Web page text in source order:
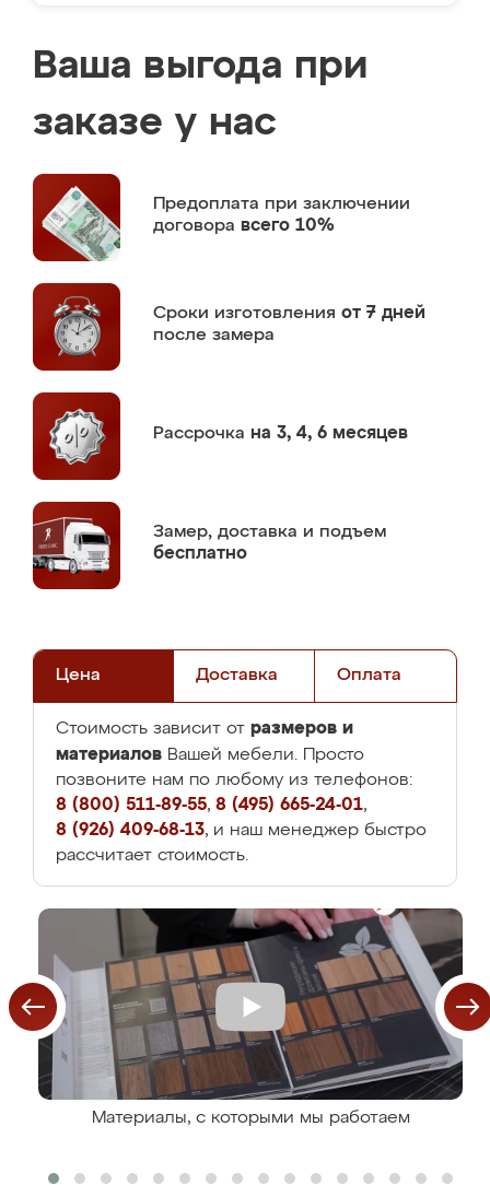
Ваша выгода при
заказе у нас
Предоплата при заключении
договора всего 10%
Сроки изготовления от 7 дней
после замера
Рассрочка на 3, 4, 6 месяцев
Замер, доставка и подъем
бесплатно
Цена Доставка Оплата
Стоимость зависит от размеров и
материалов Вашей мебели. Просто
позвоните нам по любому из телефонов:
8 (800) 511-89-55, 8 (495) 665-24-01,
8 (926) 409-68-13, и наш менеджер быстро
рассчитает стоимость.
Материалы, с которыми мы работаем